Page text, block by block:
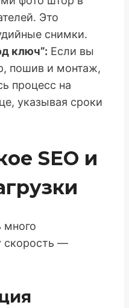
Это
снимки.
ключ”: Если вы
пошив и монтаж,
процесс на
указывая сроки
SEO и
много
скорость —